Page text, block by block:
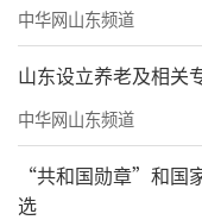
中华网山东频道
山东设立养老及相关
中华网山东频道
“共和国勋章”和国
选